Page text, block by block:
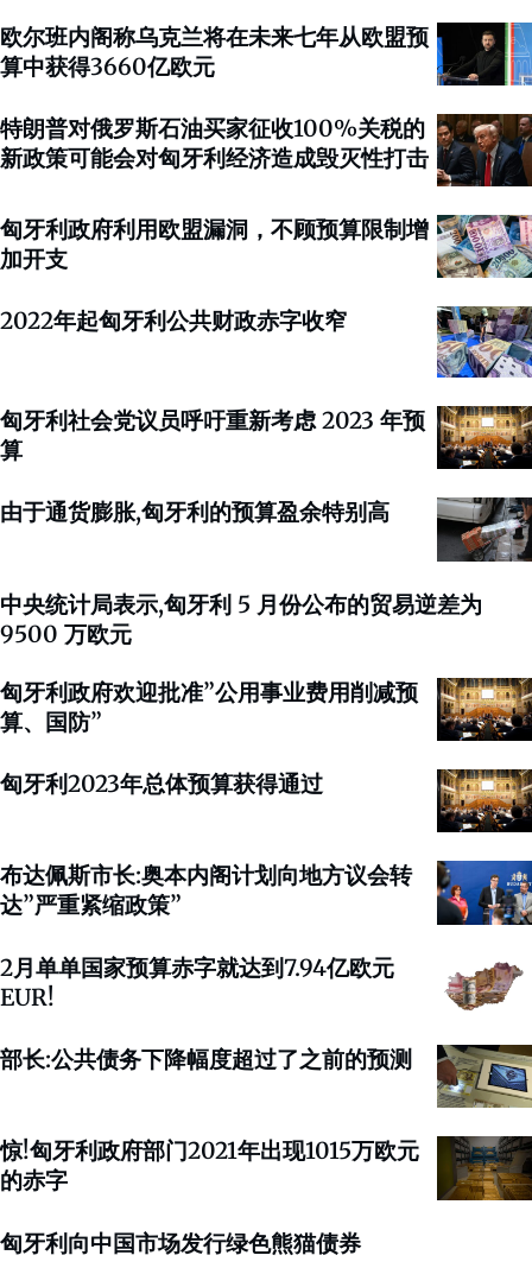
欧尔班内阁称乌克兰将在未来七年从欧盟预
算中获得3660亿欧元
特朗普对俄罗斯石油买家征收100%关税的
新政策可能会对匈牙利经济造成毁灭性打击
匈牙利政府利用欧盟漏洞，不顾预算限制增
加开支
2022年起匈牙利公共财政赤字收窄
匈牙利社会党议员呼吁重新考虑 2023 年预
算
由于通货膨胀,匈牙利的预算盈余特别高
中央统计局表示,匈牙利 5 月份公布的贸易逆差为
9500 万欧元
匈牙利政府欢迎批准”公用事业费用削减预
算、国防”
匈牙利2023年总体预算获得通过
布达佩斯市长:奥本内阁计划向地方议会转
达”严重紧缩政策”
2月单单国家预算赤字就达到7.94亿欧元
EUR!
部长:公共债务下降幅度超过了之前的预测
惊!匈牙利政府部门2021年出现1015万欧元
的赤字
匈牙利向中国市场发行绿色熊猫债券